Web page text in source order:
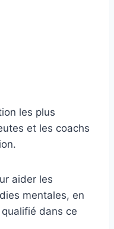
les plus
et les coachs
aider les
mentales, en
qualifié dans ce